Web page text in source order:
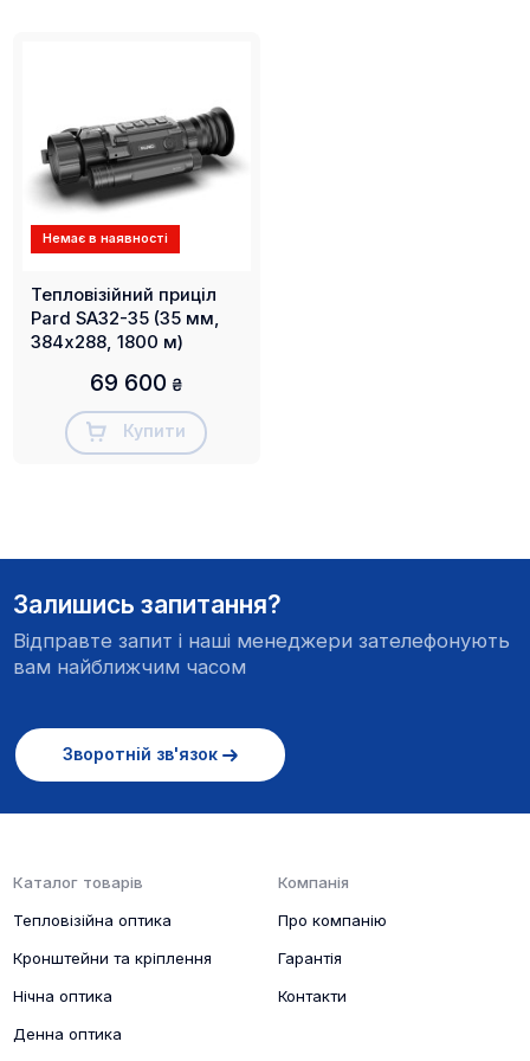
допомагає освітлювати оточення під час
прогулянок вночі.
Ударостійкість 6000 Дж
Тепловізійні приціли PARD SA32/62 стійкі до віддачі
з дульною енергією до 6000 Дж.
Має функцію швидкого перемикання для вибору
між 3 режимами зображення (місто/ліс/дощ).
адаптивність у даному середовищі.
Немає в наявності
Тепловізійний приціл
Pard SA32-35 (35 мм,
384х288, 1800 м)
69 600 ₴
Купити
Залишись запитання?
Відправте запит і наші менеджери зателефонують
вам найближчим часом
Зворотній зв'язок
Каталог товарів
Тепловізійна оптика
Кронштейни та кріплення
Нічна оптика
Денна оптика
Компанія
Про компанію
Гарантія
Контакти